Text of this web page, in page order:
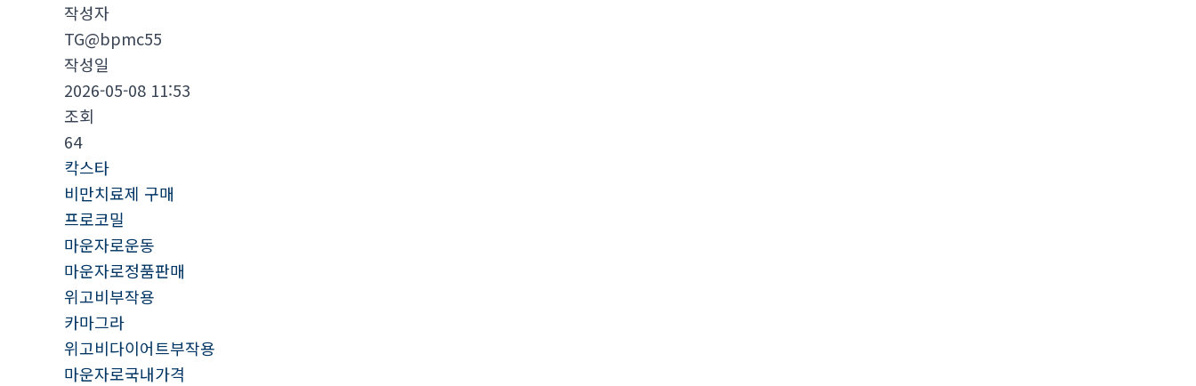
작성자
TG@bpmc55
작성일
2026-05-08 11:53
조회
64
칵스타
비만치료제 구매
프로코밀
마운자로운동
마운자로정품판매
위고비부작용
카마그라
위고비다이어트부작용
마운자로국내가격